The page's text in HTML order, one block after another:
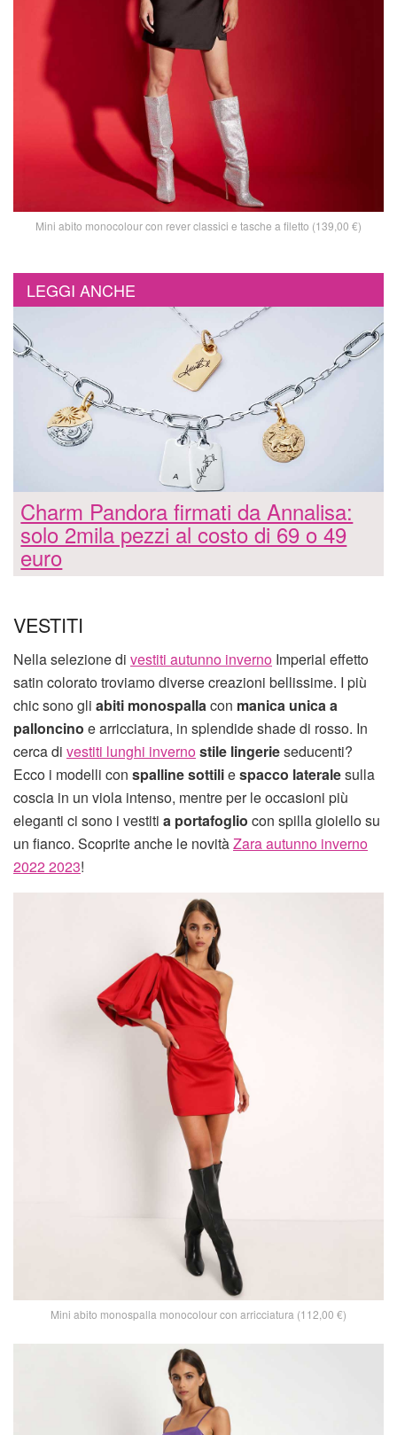
Mini abito monocolour con rever classici e tasche a filetto (139,00 €)
LEGGI ANCHE
Charm Pandora firmati da Annalisa:
solo 2mila pezzi al costo di 69 o 49
euro
VESTITI
Nella selezione di vestiti autunno inverno Imperial effetto
satin colorato troviamo diverse creazioni bellissime. I più
chic sono gli abiti monospallacon manica unica a
palloncino e arricciatura, in splendide shade di rosso. In
cerca di vestiti lunghi invernostile lingerieseducenti?
Ecco i modelli con spalline sottiliespacco lateralesulla
coscia in un viola intenso, mentre per le occasioni più
eleganti ci sono i vestiti a portafoglio con spilla gioiello su
un fianco. Scoprite anche le novitàZara autunno inverno
2022 2023!
Mini abito monospalla monocolour con arricciatura (112,00 €)